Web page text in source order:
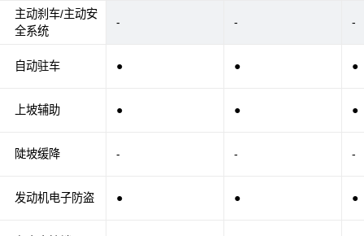
主动刹车/主动安
全系统
自动驻车
上坡辅助
陡坡缓降
发动机电子防盗
- - -
● ● ●
● ● ●
- - -
● ● ●